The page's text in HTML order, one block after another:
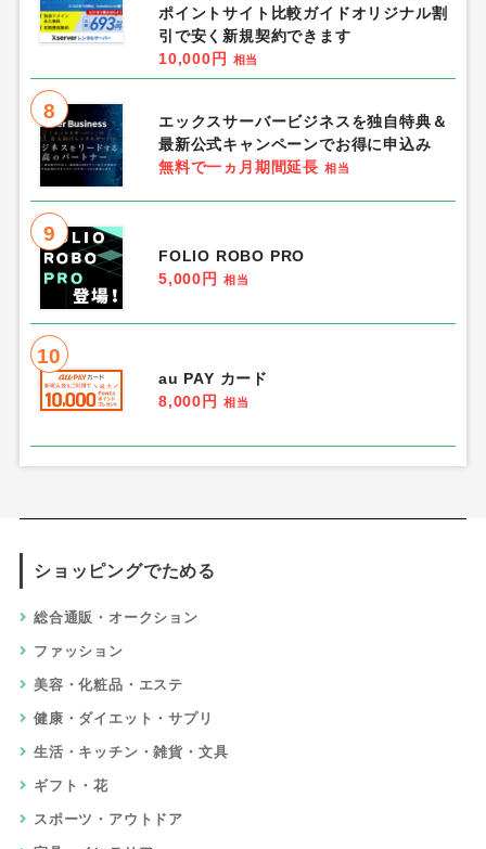
ポイントサイト比較ガイドオリジナル割
引で安く新規契約できます
10,000円
相当
8
エックスサーバービジネスを独自特典＆
最新公式キャンペーンでお得に申込み
無料で一ヵ月期間延長 相当
9
FOLIO ROBO PRO
5,000円
相当
10
au PAY カード
8,000円
相当
ショッピングでためる
総合通販・オークション
ファッション
美容・化粧品・エステ
健康・ダイエット・サプリ
生活・キッチン・雑貨・文具
ギフト・花
スポーツ・アウトドア